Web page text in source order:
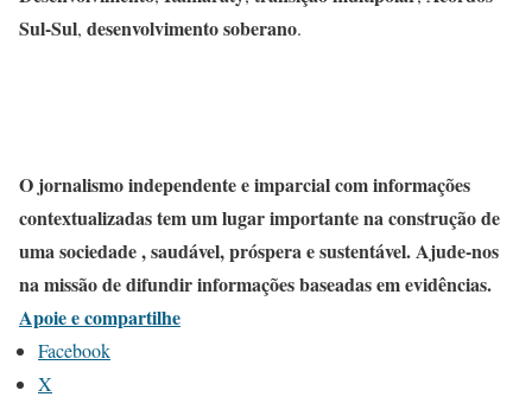
Sul-Sul, desenvolvimento soberano.
O jornalismo independente e imparcial com informações
contextualizadas tem um lugar importante na construção de
uma sociedade , saudável, próspera e sustentável. Ajude-nos
na missão de difundir informações baseadas em evidências.
Apoie e compartilhe
Facebook
X